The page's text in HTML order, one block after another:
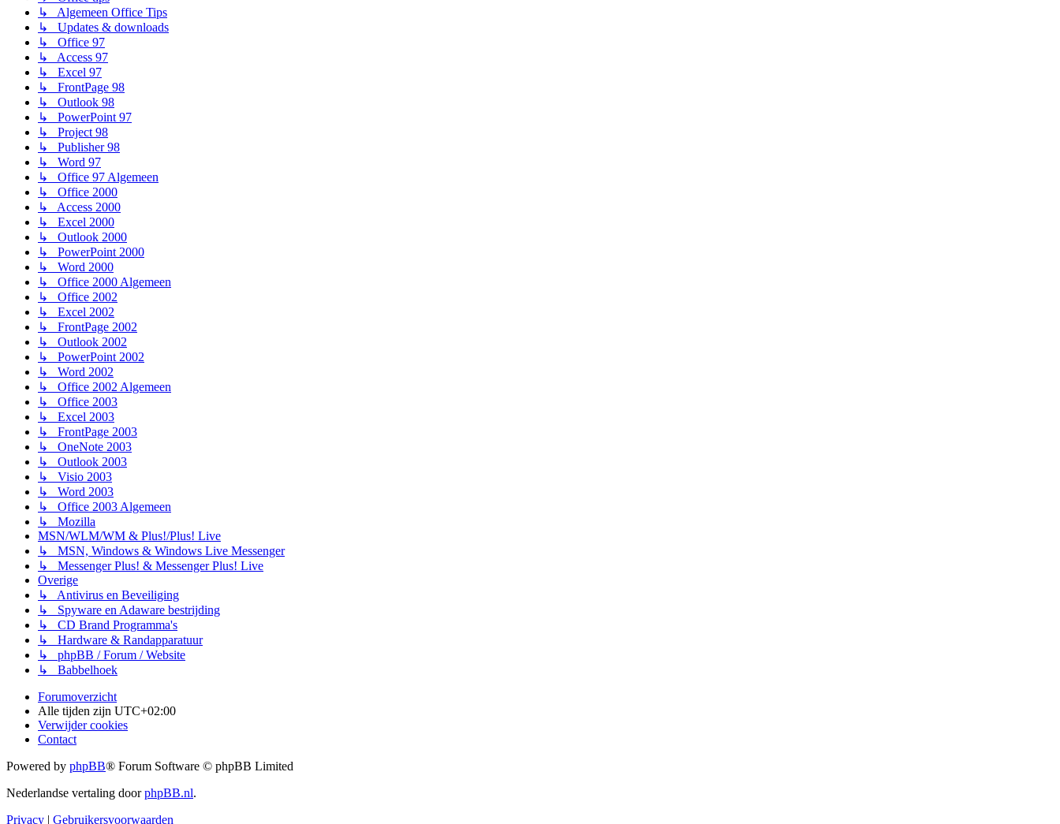
↳ Algemeen Office Tips
↳ Updates & downloads
↳ Office 97
↳ Access 97
↳ Excel 97
↳ FrontPage 98
↳ Outlook 98
↳ PowerPoint 97
↳ Project 98
↳ Publisher 98
↳ Word 97
↳ Office 97 Algemeen
↳ Office 2000
↳ Access 2000
↳ Excel 2000
↳ Outlook 2000
↳ PowerPoint 2000
↳ Word 2000
↳ Office 2000 Algemeen
↳ Office 2002
↳ Excel 2002
↳ FrontPage 2002
↳ Outlook 2002
↳ PowerPoint 2002
↳ Word 2002
↳ Office 2002 Algemeen
↳ Office 2003
↳ Excel 2003
↳ FrontPage 2003
↳ OneNote 2003
↳ Outlook 2003
↳ Visio 2003
↳ Word 2003
↳ Office 2003 Algemeen
↳ Mozilla
MSN/WLM/WM & Plus!/Plus! Live
↳ MSN, Windows & Windows Live Messenger
↳ Messenger Plus! & Messenger Plus! Live
Overige
↳ Antivirus en Beveiliging
↳ Spyware en Adaware bestrijding
↳ CD Brand Programma's
↳ Hardware & Randapparatuur
↳ phpBB / Forum / Website
↳ Babbelhoek
Forumoverzicht
Alle tijden zijn UTC+02:00
Verwijder cookies
Contact
Powered by phpBB® Forum Software © phpBB Limited
Nederlandse vertaling doorphpBB.nl.
Privacy | Gebruikersvoorwaarden